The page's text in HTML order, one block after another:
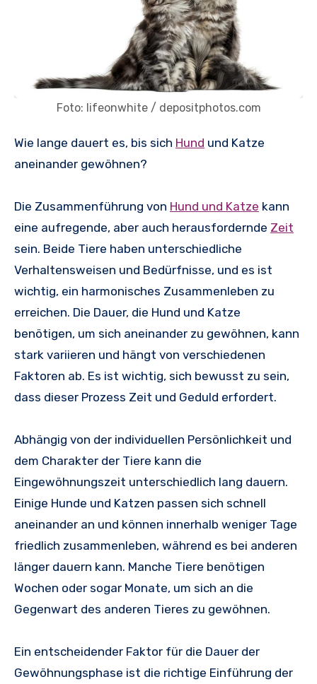
Foto: lifeonwhite / depositphotos.com
Wie lange dauert es, bis sich Hund und Katze
aneinander gewöhnen?
Die Zusammenführung von Hund und Katze kann
eine aufregende, aber auch herausfordernde Zeit
sein. Beide Tiere haben unterschiedliche
Verhaltensweisen und Bedürfnisse, und es ist
wichtig, ein harmonisches Zusammenleben zu
erreichen. Die Dauer, die Hund und Katze
benötigen, um sich aneinander zu gewöhnen, kann
stark variieren und hängt von verschiedenen
Faktoren ab. Es ist wichtig, sich bewusst zu sein,
dass dieser Prozess Zeit und Geduld erfordert.
Abhängig von der individuellen Persönlichkeit und
dem Charakter der Tiere kann die
Eingewöhnungszeit unterschiedlich lang dauern.
Einige Hunde und Katzen passen sich schnell
aneinander an und können innerhalb weniger Tage
friedlich zusammenleben, während es bei anderen
länger dauern kann. Manche Tiere benötigen
Wochen oder sogar Monate, um sich an die
Gegenwart des anderen Tieres zu gewöhnen.
Ein entscheidender Faktor für die Dauer der
Gewöhnungsphase ist die richtige Einführung der